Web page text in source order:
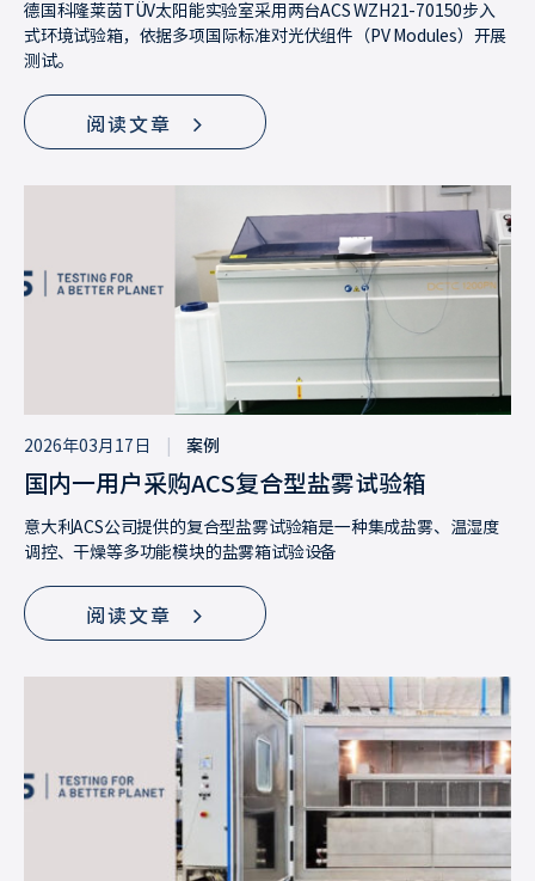
德国科隆莱茵TÜV太阳能实验室采用两台ACS WZH21-70150步入
式环境试验箱，依据多项国际标准对光伏组件（PV Modules）开展
测试。
阅读文章
2026年03月17日 案例
国内一用户采购ACS复合型盐雾试验箱
意大利ACS公司提供的复合型盐雾试验箱‌是一种集成盐雾、温湿度
调控、干燥等多功能模块的盐雾箱试验设备
阅读文章